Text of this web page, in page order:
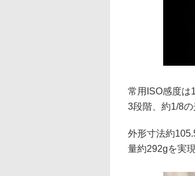
常用ISO感度は
3段階、約1/8の
外形寸法約
量約292gを実現